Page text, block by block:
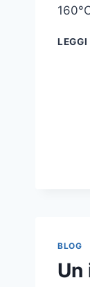
LEGGI
BLOG
Un